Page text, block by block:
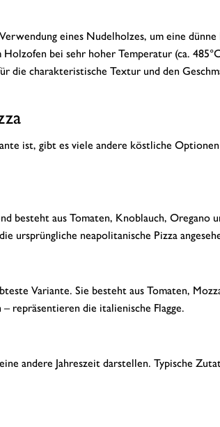
eines Nudelholzes, um eine
bei sehr hoher Temperatur (ca.
die charakteristische Textur und den
ist, gibt es viele andere köstliche
besteht aus Tomaten, Knoblauch, Oregano
ursprüngliche neapolitanische Pizza
Variante. Sie besteht aus Tomaten,
repräsentieren die italienische Flagge.
andere Jahreszeit darstellen. Typische